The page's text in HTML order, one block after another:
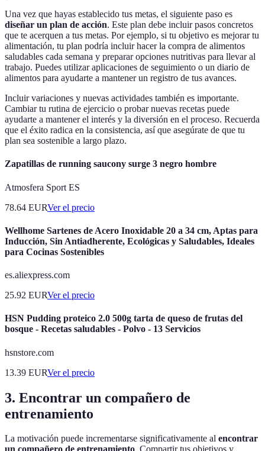
Una vez que hayas establecido tus metas, el siguiente paso es
diseñar un plan de acción. Este plan debe incluir pasos concretos
que te acerquen a tus metas. Por ejemplo, si tu objetivo es mejorar tu
alimentación, tu plan podría incluir hacer la compra de alimentos
saludables cada semana y preparar opciones nutritivas para llevar al
trabajo. Puedes utilizar aplicaciones de seguimiento o un diario de
alimentos para ayudarte a mantener un registro de tus avances.
Incluir variaciones y nuevas actividades también es importante.
Cambiar tu rutina de ejercicio o probar nuevas recetas puede
ayudarte a mantener el interés y la diversión en el proceso. Recuerda
que el éxito radica en la consistencia, así que asegúrate de que tu
plan sea sostenible a largo plazo.
Zapatillas de running saucony surge 3 negro hombre
Atmosfera Sport ES
78.64 EURVer el precio
Wellhome Sartenes de Acero Inoxidable 20 a 34 cm, Aptas para
Inducción, Sin Antiadherente, Ecológicas y Saludables, Ideales
para Cocinas Sostenibles
es.aliexpress.com
25.92 EURVer el precio
HSN Pudding proteico 2.0 500g tarta de queso de frutas del
bosque - Recetas saludables - Polvo - 13 Servicios
hsnstore.com
13.39 EURVer el precio
3. Encontrar un compañero de
entrenamiento
La motivación puede incrementarse significativamente al encontrar